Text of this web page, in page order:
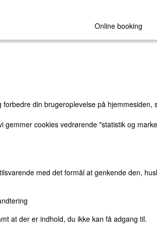
Online booking
din brugeroplevelse på hjemmesiden,
cookies vedrørende "statistik og
med det formål at genkende den,
at der er indhold, du ikke kan få adgang til.